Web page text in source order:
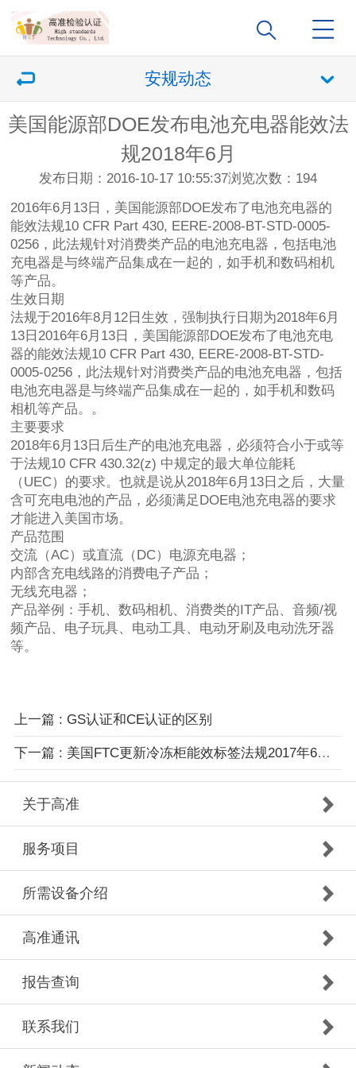
安规动态
美国能源部DOE发布电池充电器能效法
规2018年6月
发布日期：2016-10-17 10:55:37浏览次数： 194
2016年6月13日，美国能源部DOE发布了电池充电器的
能效法规10 CFR Part 430, EERE-2008-BT-STD-0005-
0256，此法规针对消费类产品的电池充电器，包括电池
充电器是与终端产品集成在一起的，如手机和数码相机
等产品。
生效日期
法规于2016年8月12日生效，强制执行日期为2018年6月
13日2016年6月13日，美国能源部DOE发布了电池充电
器的能效法规10 CFR Part 430, EERE-2008-BT-STD-
0005-0256，此法规针对消费类产品的电池充电器，包括
电池充电器是与终端产品集成在一起的，如手机和数码
相机等产品。。
主要要求
2018年6月13日后生产的电池充电器，必须符合小于或等
于法规10 CFR 430.32(z) 中规定的最大单位能耗
（UEC）的要求。也就是说从2018年6月13日之后，大量
含可充电电池的产品，必须满足DOE电池充电器的要求
才能进入美国市场。
产品范围
交流（AC）或直流（DC）电源充电器；
内部含充电线路的消费电子产品；
无线充电器；
产品举例：手机、数码相机、消费类的IT产品、音频/视
频产品、电子玩具、电动工具、电动牙刷及电动洗牙器
等。
上一篇 : GS认证和CE认证的区别
下一篇 : 美国FTC更新冷冻柜能效标签法规2017年6月12日生效
关于高准
服务项目
所需设备介绍
高准通讯
报告查询
联系我们